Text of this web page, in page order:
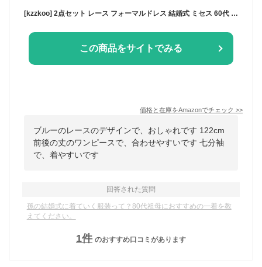
この商品をサイトでみる
価格と在庫をAmazonでチェック >>
ブルーのレースのデザインで、おしゃれです 122cm
前後の丈のワンピースで、合わせやすいです 七分袖
で、着やすいです
回答された質問
孫の結婚式に着ていく服装って？80代祖母におすすめの一着を教
えてください。
1件 のおすすめ口コミがあります